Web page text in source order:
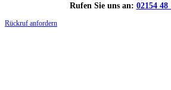
Rufen Sie uns an: 02154 48
Rückruf anfordern